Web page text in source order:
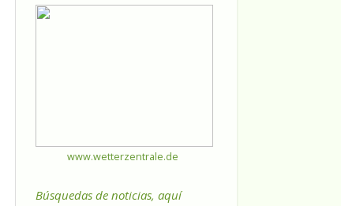
www.wetterzentrale.de
Búsquedas de noticias, aquí